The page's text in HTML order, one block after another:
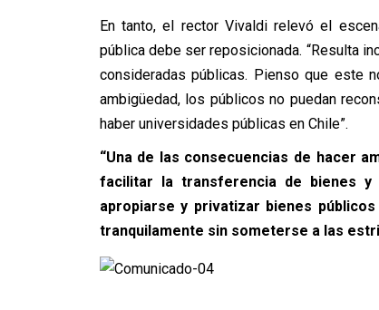
En tanto, el rector Vivaldi relevó el
pública debe ser reposicionada. “Resulta
consideradas públicas. Pienso que este
ambigüedad, los públicos no puedan
haber universidades públicas en Chile”.
“Una de las consecuencias de hacer
facilitar la transferencia de bienes
apropiarse y privatizar bienes
tranquilamente sin someterse a las